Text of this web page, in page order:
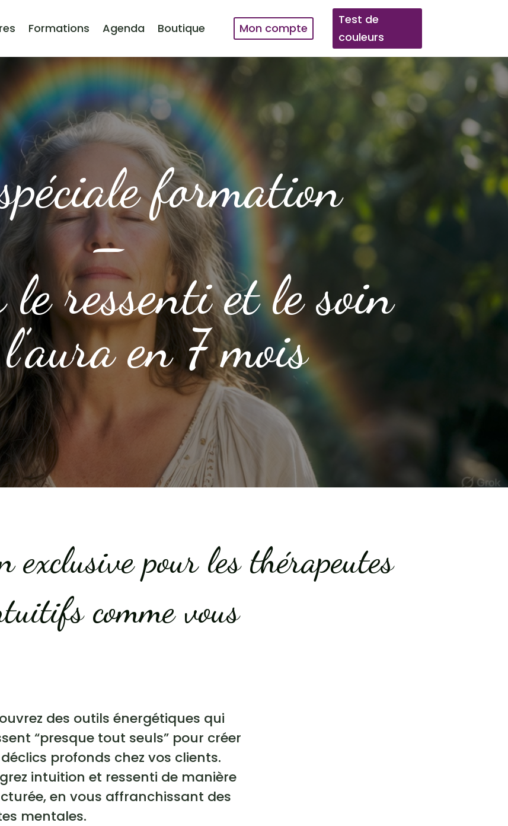
Formations Agenda Boutique Mon compte
Test de
couleurs
formation
–
ressenti et le soin
en 7 mois
pour les thérapeutes
comme vous
des outils énergétiques qui
“presque tout seuls” pour créer
profonds chez vos clients.
intuition et ressenti de manière
en vous affranchissant des
mentales.